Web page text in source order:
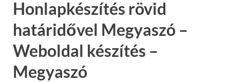
Honlapkészítés rövid
határidővel Megyaszó –
Weboldal készítés –
Megyaszó